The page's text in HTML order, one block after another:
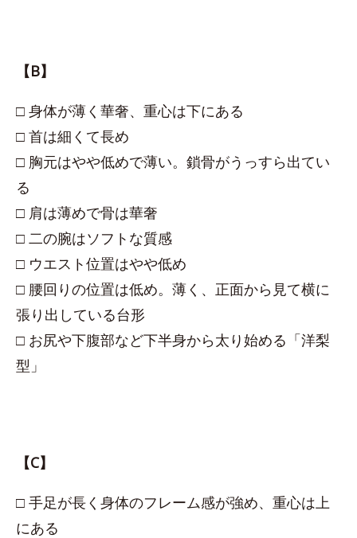
【B】
□ 身体が薄く華奢、重心は下にある
□ 首は細くて長め
□ 胸元はやや低めで薄い。鎖骨がうっすら出てい
る
□ 肩は薄めで骨は華奢
□ 二の腕はソフトな質感
□ ウエスト位置はやや低め
□ 腰回りの位置は低め。薄く、正面から見て横に
張り出している台形
□ お尻や下腹部など下半身から太り始める「洋梨
型」
【C】
□ 手足が長く身体のフレーム感が強め、重心は上
にある